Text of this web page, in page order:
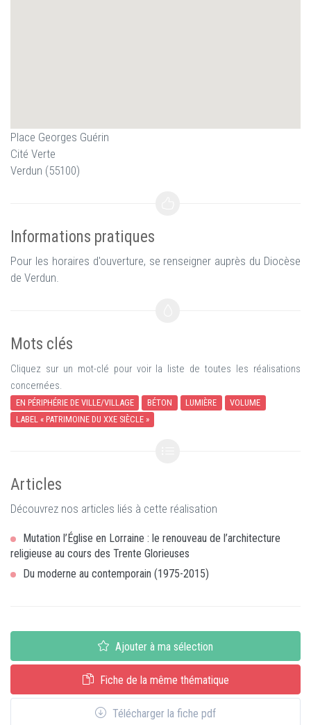
Place Georges Guérin
Cité Verte
Verdun (55100)
Informations pratiques
Pour les horaires d'ouverture, se renseigner auprès du Diocèse
de Verdun.
Mots clés
Cliquez sur un mot-clé pour voir la liste de toutes les réalisations
concernées.
EN PÉRIPHÉRIE DE VILLE/VILLAGE BÉTON LUMIÈRE
VOLUME
LABEL « PATRIMOINE DU XXE SIÈCLE »
Articles
Découvrez nos articles liés à cette réalisation
Mutation l’Église en Lorraine : le renouveau de l’architecture
religieuse au cours des Trente Glorieuses
Du moderne au contemporain (1975-2015)
Ajouter à ma sélection
Fiche de la même thématique
Télécharger la fiche pdf